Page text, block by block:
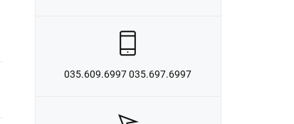
035.609.6997 035.697.6997